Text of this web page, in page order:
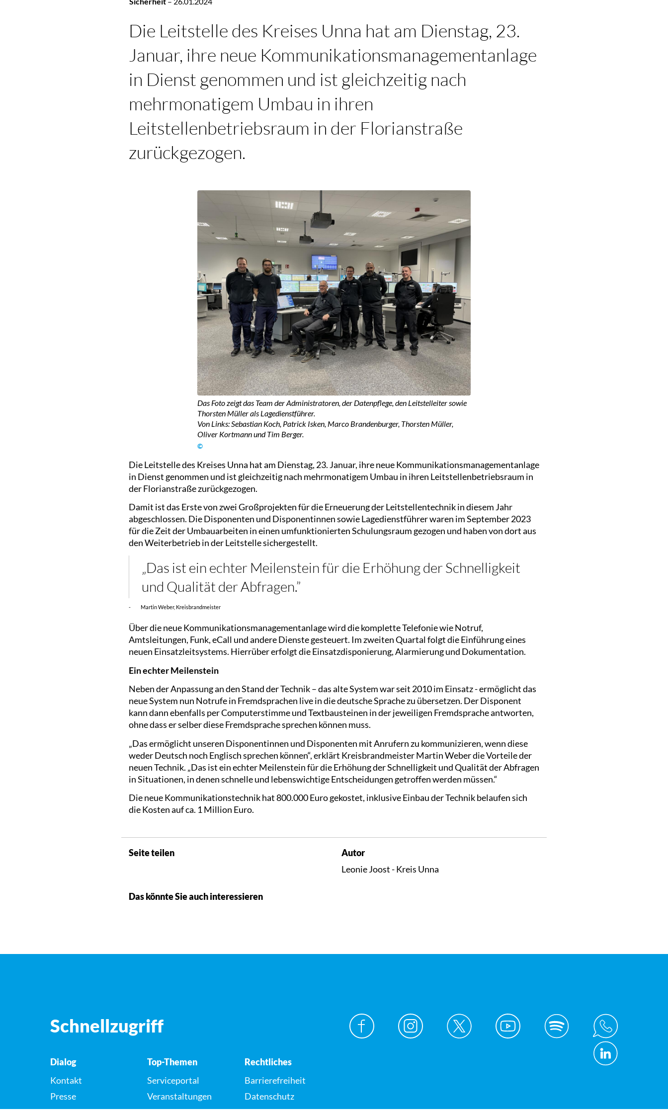
Die Leitstelle des Kreises Unna hat am Dienstag, 23.
Januar, ihre neue Kommunikationsmanagementanlage
in Dienst genommen und ist gleichzeitig nach
mehrmonatigem Umbau in ihren
Leitstellenbetriebsraum in der Florianstraße
zurückgezogen.
Das Foto zeigt das Team der Administratoren, der Datenpflege, den Leitstelleiter sowie
Thorsten Müller als Lagedienstführer.
Von Links: Sebastian Koch, Patrick Isken, Marco Brandenburger, Thorsten Müller,
Oliver Kortmann und Tim Berger.
©
Die Leitstelle des Kreises Unna hat am Dienstag, 23. Januar, ihre neue Kommunikationsmanagementanlage
in Dienst genommen und ist gleichzeitig nach mehrmonatigem Umbau in ihren Leitstellenbetriebsraum in
der Florianstraße zurückgezogen.
Damit ist das Erste von zwei Großprojekten für die Erneuerung der Leitstellentechnik in diesem Jahr
abgeschlossen. Die Disponenten und Disponentinnen sowie Lagedienstführer waren im September 2023
für die Zeit der Umbauarbeiten in einen umfunktionierten Schulungsraum gezogen und haben von dort aus
den Weiterbetrieb in der Leitstelle sichergestellt.
„Das ist ein echter Meilenstein für die Erhöhung der Schnelligkeit
und Qualität der Abfragen.”
- Martin Weber, Kreisbrandmeister
Über die neue Kommunikationsmanagementanlage wird die komplette Telefonie wie Notruf,
Amtsleitungen, Funk, eCall und andere Dienste gesteuert. Im zweiten Quartal folgt die Einführung eines
neuen Einsatzleitsystems. Hierrüber erfolgt die Einsatzdisponierung, Alarmierung und Dokumentation.
Ein echter Meilenstein
Neben der Anpassung an den Stand der Technik – das alte System war seit 2010 im Einsatz - ermöglicht das
neue System nun Notrufe in Fremdsprachen live in die deutsche Sprache zu übersetzen. Der Disponent
kann dann ebenfalls per Computerstimme und Textbausteinen in der jeweiligen Fremdsprache antworten,
ohne dass er selber diese Fremdsprache sprechen können muss.
„Das ermöglicht unseren Disponentinnen und Disponenten mit Anrufern zu kommunizieren, wenn diese
weder Deutsch noch Englisch sprechen können“, erklärt Kreisbrandmeister Martin Weber die Vorteile der
neuen Technik. „Das ist ein echter Meilenstein für die Erhöhung der Schnelligkeit und Qualität der Abfragen
in Situationen, in denen schnelle und lebenswichtige Entscheidungen getroffen werden müssen.“
Die neue Kommunikationstechnik hat 800.000 Euro gekostet, inklusive Einbau der Technik belaufen sich
die Kosten auf ca. 1 Million Euro.
Seite teilen
Autor
Leonie Joost - Kreis Unna
Das könnte Sie auch interessieren
Schnellzugriff
Dialog
Kontakt
Presse
Top-Themen
Serviceportal
Veranstaltungen
Rechtliches
Barrierefreiheit
Datenschutz